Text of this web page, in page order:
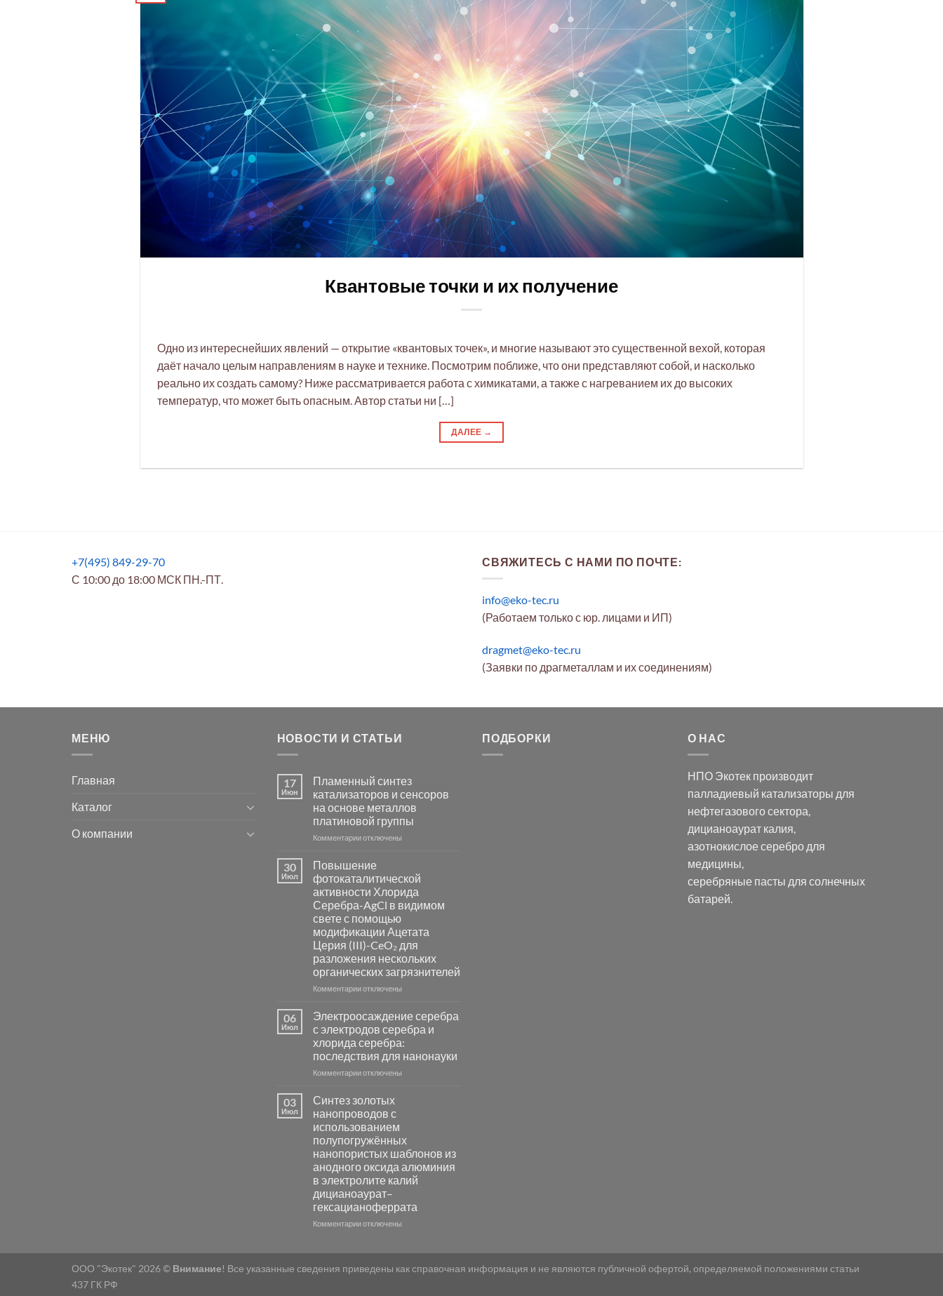
Квантовые точки и их получение
Одно из интереснейших явлений — открытие «квантовых точек», и многие называют это существенной вехой, которая
даёт начало целым направлениям в науке и технике. Посмотрим поближе, что они представляют собой, и насколько
реально их создать самому? Ниже рассматривается работа с химикатами, а также с нагреванием их до высоких
температур, что может быть опасным. Автор статьи ни […]
ДАЛЕЕ →
+7(495) 849-29-70
С 10:00 до 18:00 МСК ПН.-ПТ.
СВЯЖИТЕСЬ С НАМИ ПО ПОЧТЕ:
info@eko-tec.ru
(Работаем только с юр. лицами и ИП)
dragmet@eko-tec.ru
(Заявки по драгметаллам и их соединениям)
МЕНЮ
Главная
Каталог
О компании
НОВОСТИ И СТАТЬИ
17
Июн
Пламенный синтез
катализаторов и сенсоров
на основе металлов
платиновой группы
Комментариик
катализаторов
и
сенсоров
на
основе
металлов
платиновой
группы
отключены
30
Июл
Повышение
фотокаталитической
активности Хлорида
Серебра-AgCl в видимом
свете с помощью
модификации Ацетата
Церия (III)-CeO₂ для
разложения нескольких
органических загрязнителей
Комментариик
фотокаталитической
активности
Хлорида
Серебра-
AgCl
свете
с
помощью
модификации
Ацетата
Церия
(III)-
CeO₂
для
разложения
нескольких
отключены
06
Июл
Электроосаждение серебра
с электродов серебра и
хлорида серебра:
последствия для нанонауки
Комментариик
с
электродов
серебра
и
хлорида
серебра:
последствия
для
нанонауки
отключены
03
Июл
Синтез золотых
нанопроводов с
использованием
полупогружённых
нанопористых шаблонов из
анодного оксида алюминия
в электролите калий
дицианоаурат–
гексацианоферрата
Комментариик
нанопроводов
отключены
ПОДБОРКИ О НАС
НПО Экотек производит
палладиевый катализаторы для
нефтегазового сектора,
дицианоаурат калия,
азотнокислое серебродля
медицины,
серебряные пасты для солнечных
батарей.
ООО "Экотек" 2026 © Внимание! Все указанные сведения приведены как справочная информация и не являются публичной офертой, определяемой положениями статьи
437 ГК РФ